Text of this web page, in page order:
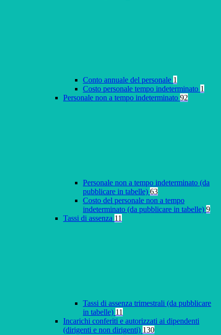
Conto annuale del personale 1
Costo personale tempo indeterminato 1
Personale non a tempo indeterminato 92
Personale non a tempo indeterminato (da
pubblicare in tabelle) 63
Costo del personale non a tempo
indeterminato (da pubblicare in tabelle) 9
Tassi di assenza 11
Tassi di assenza trimestrali (da pubblicare
in tabelle) 11
Incarichi conferiti e autorizzati ai dipendenti
(dirigenti e non dirigenti) 130